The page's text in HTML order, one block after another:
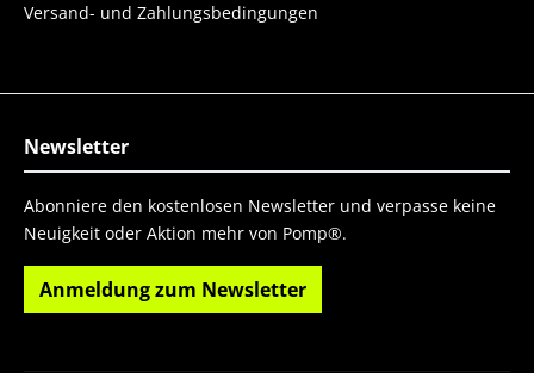
Versand- und Zahlungsbedingungen
Newsletter
Abonniere den kostenlosen Newsletter und verpasse keine
Neuigkeit oder Aktion mehr von Pomp®.
Anmeldung zum Newsletter